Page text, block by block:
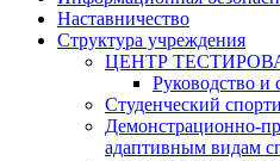
Наставничество
Структура учреждения
ЦЕНТР
Руководство и
Студенческий
Демонстрационно-
адаптивным видам